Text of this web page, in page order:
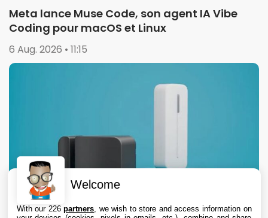
Meta lance Muse Code, son agent IA Vibe
Coding pour macOS et Linux
6 Aug. 2026 • 11:15
Welcome
With our 226partners , we wish to store and access information on